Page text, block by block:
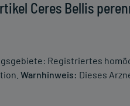
Ceres Bellis
Registriertes
Warnhinweis: Dieses